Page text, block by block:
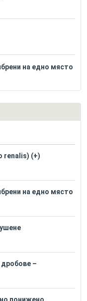
на едно място
renalis) (+)
на едно място
дробове –